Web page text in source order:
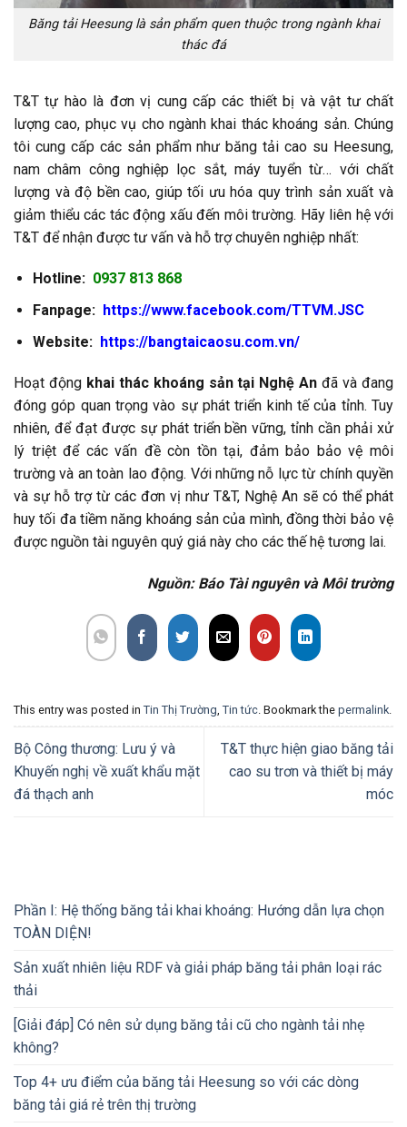
Băng tải Heesung là sản phẩm quen thuộc trong ngành khai
thác đá
T&T tự hào là đơn vị cung cấp các thiết bị và vật tư chất
lượng cao, phục vụ cho ngành khai thác khoáng sản. Chúng
tôi cung cấp các sản phẩm như băng tải cao su Heesung,
nam châm công nghiệp lọc sắt, máy tuyển từ… với chất
lượng và độ bền cao, giúp tối ưu hóa quy trình sản xuất và
giảm thiểu các tác động xấu đến môi trường. Hãy liên hệ với
T&T để nhận được tư vấn và hỗ trợ chuyên nghiệp nhất:
Hotline: 0937 813 868
Fanpage: https://www.facebook.com/TTVM.JSC
Website: https://bangtaicaosu.com.vn/
Hoạt động khai thác khoáng sản tại Nghệ An đã và đang
đóng góp quan trọng vào sự phát triển kinh tế của tỉnh. Tuy
nhiên, để đạt được sự phát triển bền vững, tỉnh cần phải xử
lý triệt để các vấn đề còn tồn tại, đảm bảo bảo vệ môi
trường và an toàn lao động. Với những nỗ lực từ chính quyền
và sự hỗ trợ từ các đơn vị như T&T, Nghệ An sẽ có thể phát
huy tối đa tiềm năng khoáng sản của mình, đồng thời bảo vệ
được nguồn tài nguyên quý giá này cho các thế hệ tương lai.
Nguồn: Báo Tài nguyên và Môi trường
This entry was posted in Tin Thị Trường Tin tức . Bookmark the permalink
Bộ Công thương: Lưu ý và
Khuyến nghị về xuất khẩu mặt
đá thạch anh
T&T thực hiện giao băng tải
cao su trơn và thiết bị máy
móc
Phần I: Hệ thống băng tải khai khoáng: Hướng dẫn lựa chọn
TOÀN DIỆN!
Sản xuất nhiên liệu RDF và giải pháp băng tải phân loại rác
thải
[Giải đáp] Có nên sử dụng băng tải cũ cho ngành tải nhẹ
không?
Top 4+ ưu điểm của băng tải Heesung so với các dòng
băng tải giá rẻ trên thị trường